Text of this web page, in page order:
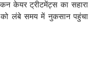
केयर ट्रीटमेंट्स का सहारा
लंबे समय में नुकसान पहुंचा